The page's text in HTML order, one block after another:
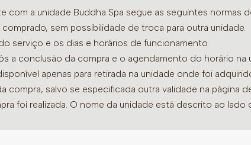
Zimbro: Purifica o
trazendo sensação de
Limão Siciliano: Traz
produtividade.
Grapefruit: Combate
Floral de Bach Walnut:
Escudo protetor
Indicação de Uso:
a unidade Buddha Spa segue as seguintes normas
sem possibilidade de troca para outra unidade.
serviço e os dias e horários de funcionamento.
a conclusão da compra e o agendamento do horário na
apenas para retirada na unidade onde foi
compra, salvo se especificada outra validade na página
foi realizada. O nome da unidade está descrito ao